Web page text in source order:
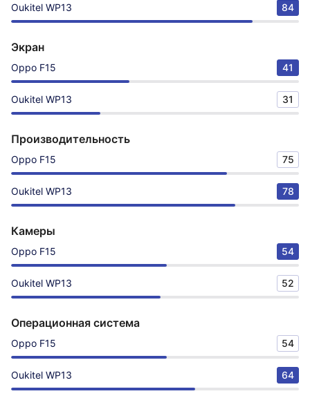
Oukitel WP13 84
Экран
Oppo F15 41
Oukitel WP13 31
Производительность
Oppo F15 75
Oukitel WP13 78
Камеры
Oppo F15 54
Oukitel WP13 52
Операционная система
Oppo F15 54
Oukitel WP13 64